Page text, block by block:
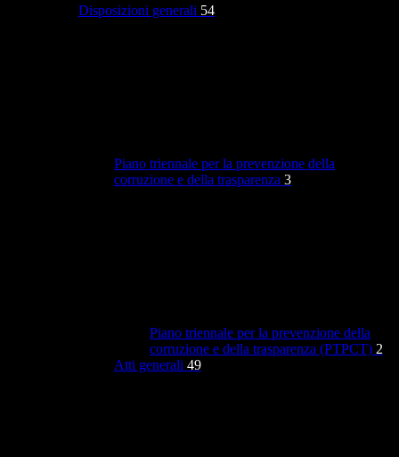
Disposizioni generali 54
Piano triennale per la prevenzione della
corruzione e della trasparenza 3
Piano triennale per la prevenzione della
corruzione e della trasparenza (PTPCT) 2
Atti generali 49